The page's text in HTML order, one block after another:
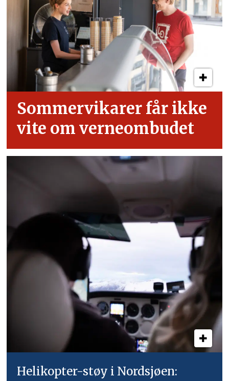
Sommervikarer får ikke
vite om verneombudet
Helikopter-støy i Nordsjøen: